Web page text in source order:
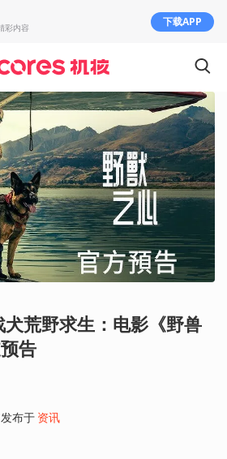
犬荒野求生：电影《野兽
告
发布于 资讯
彩内容 下载APP